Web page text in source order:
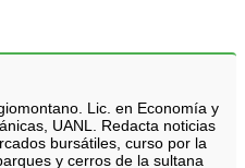
Lic. en Economía y
UANL. Redacta noticias
bursátiles, curso por la
y cerros de la sultana